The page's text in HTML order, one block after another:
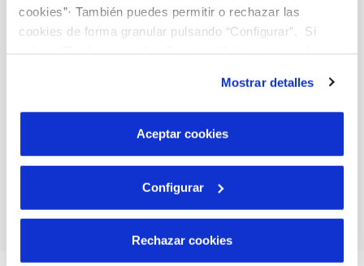
cookies”· También puedes permitir o rechazar las
cookies de forma granular pulsando “Configurar”. Si
son indispensables para que el sitio web funcione y que
por tanto no se pueden desactivar. Puedes consultar
más información en nuestraPolítica de Cookies
Mostrar detalles
Aceptar cookies
Configurar
Rechazar cookies
Identificación de oportunidades de mejora